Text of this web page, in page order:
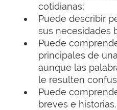
cotidianas;
Puede describir
sus necesidades
Puede
principales de
aunque las
le resulten
Puede
breves e historias.